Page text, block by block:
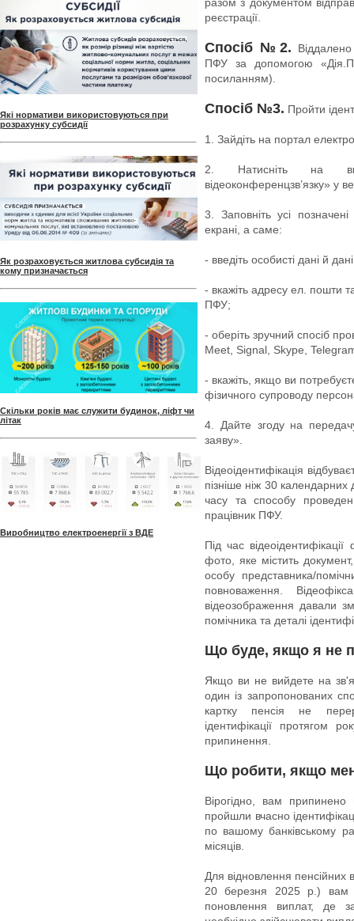
Які нормативи використовуються при
розрахунку субсидії
Як розраховується житлова субсидія та
кому призначається
Скільки років має служити будинок, ліфт чи
літак
Виробництво електроенергії з ВДЕ
реєстрації.
Спосіб №2.
ПФУ за допомогою
посиланням).
Спосіб №3. Пройти
1. Зайдіть на портал
2. Натисніть на
відеоконференцзв’язку» у
3. Заповніть усі
екрані, а саме:
- введіть особисті дані й
- вкажіть адресу ел. пошти
ПФУ;
- оберіть зручний спосіб
Meet, Signal, Skype,
- вкажіть, якщо ви
фізичного супроводу
4. Дайте згоду на
заяву».
Відеоідентифікація
пізніше ніж 30
часу та способу
працівник ПФУ.
Під час
фото, яке містить
особу представника/
повноваження.
відеозображення давали
помічника та деталі
Що буде, якщо я не
Якщо ви не вийдете на
один із запропонованих
картку пенсія не
ідентифікації протягом
припинення.
Що робити, якщо
Вірогідно, вам
пройшли вчасно
по вашому банківському
місяців.
Для відновлення
20 березня 2025 р.) вам
поновлення виплат, де